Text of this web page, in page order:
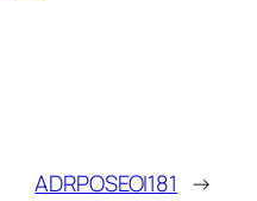
ADRPOSEOI181 →